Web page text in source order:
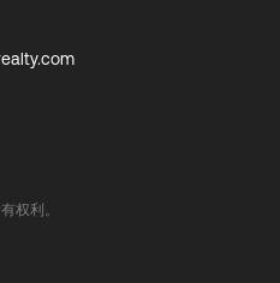
权利。